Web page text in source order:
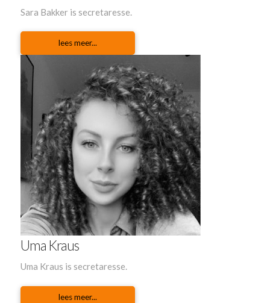
Sara Bakker is secretaresse.
lees meer...
Uma Kraus
Uma Kraus is secretaresse.
lees meer...